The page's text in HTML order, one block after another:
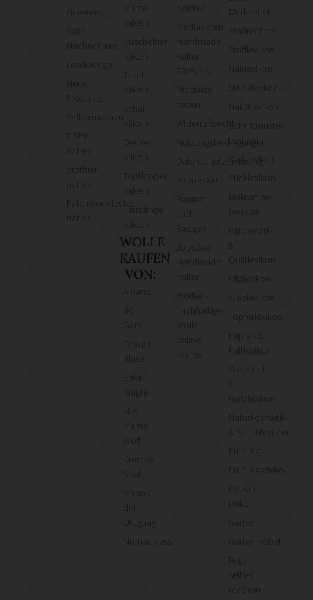
Gute
Nachrichten!
Leselounge
Neue
Produkte
Selbermachen
T-Shirt
Stofftier
Patchworkdecke
Mütze
häkeln
Kuscheltier
Tasche
häkeln
häkeln
Topflappen
häkeln
Fäustlinge
häkeln
WOLLE
KAUFEN
VON:
Cowgirl
Knight
Mama
Wolf
Kremke
Manos
Uruguay
Nomadnoss
Kontakt
Mediadaten
Kultur
2025/26
Produkte
testen
Widerrufsrecht
Nutzungsbedingungen
Datenschutzerklärung
Kultur
Wollke –
nachhaltige
kaufen
Merkzettel
Stoffrechner
Stofflexikon
Nählexikon
Stricklexikon
Häkellexikon
Schnittmuster-
Lexikon
Wolllexikon
Sticklexikon
Makramee-
Lexikon
Patchwork-
&
Quiltlexikon
Filzlexikon
Weblexikon
Töpferlexikon
Papier- &
Faltlexikon
Werkstatt-
&
Holzlexikon
Naturkosmetik-
& Seifenlexikon
Frühling
Frühlingsdeko
Deko
Garten
Gartenmöbel
Regal